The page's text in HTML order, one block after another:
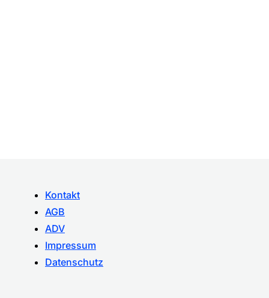
Kontakt
AGB
ADV
Impressum
Datenschutz